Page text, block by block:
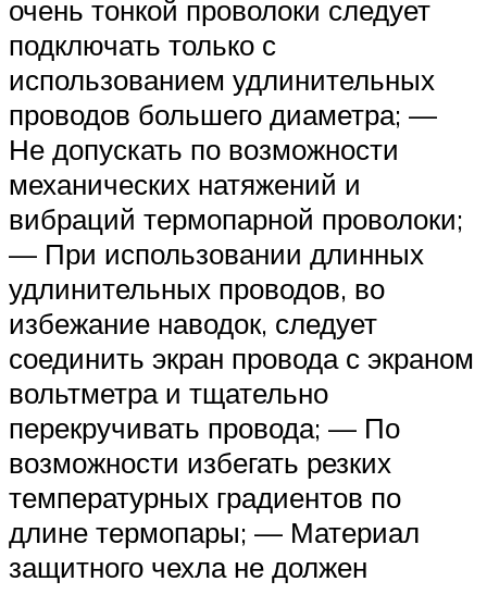
очень тонкой проволоки следует
подключать только с
использованием удлинительных
проводов большего диаметра; —
Не допускать по возможности
механических натяжений и
вибраций термопарной проволоки;
— При использовании длинных
удлинительных проводов, во
избежание наводок, следует
соединить экран провода с экраном
вольтметра и тщательно
перекручивать провода; — По
возможности избегать резких
температурных градиентов по
длине термопары; — Материал
защитного чехла не должен